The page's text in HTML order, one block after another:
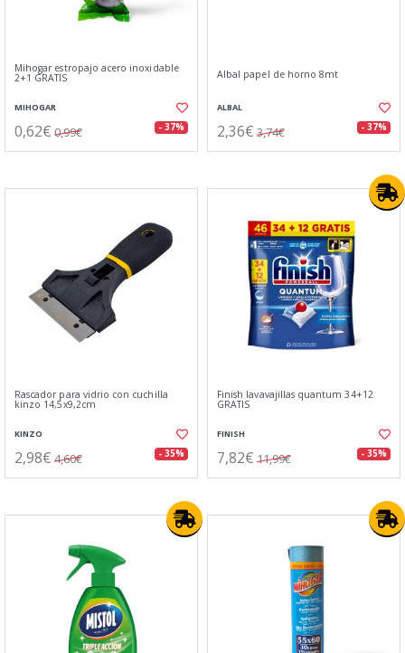
Mihogar estropajo acero inoxidable
2+1 GRATIS
MIHOGAR
0,62€ 0,99€ - 37%
Albal papel de horno 8mt
ALBAL
2,36€ 3,74€ - 37%
Rascador para vidrio con cuchilla
kinzo 14,5x9,2cm
KINZO
2,98€ 4,60€ - 35%
Finish lavavajillas quantum 34+12
GRATIS
FINISH
7,82€ 11,99€ - 35%